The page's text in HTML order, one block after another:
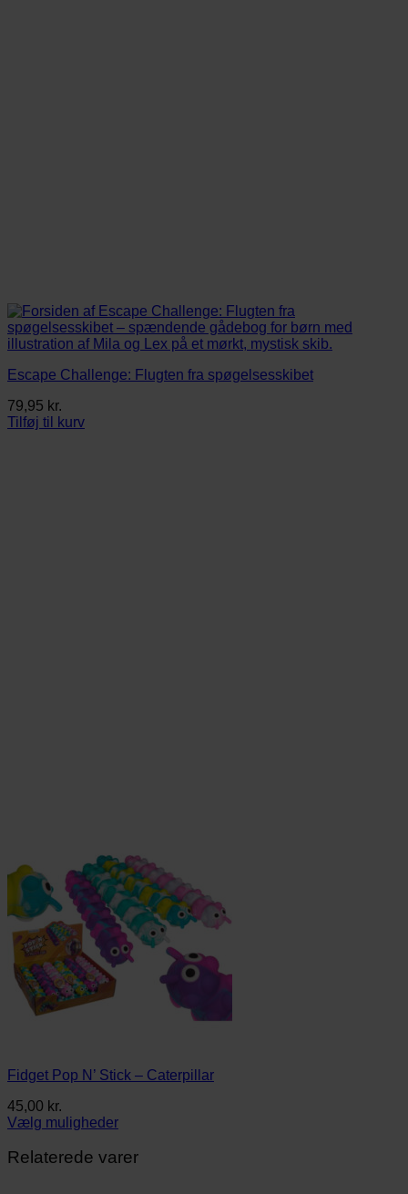
Escape Challenge: Flugten fra spøgelsesskibet
79,95 kr.
Tilføj til kurv
Fidget Pop N’ Stick – Caterpillar
45,00 kr.
Vælg muligheder
vare
Relaterede varer